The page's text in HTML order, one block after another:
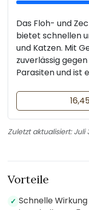
Das Floh- und
bietet schnellen
und Katzen. Mit
zuverlässig
Parasiten und ist
Zuletzt aktualisiert: Juli
Vorteile
✓ Schnelle Wirkung